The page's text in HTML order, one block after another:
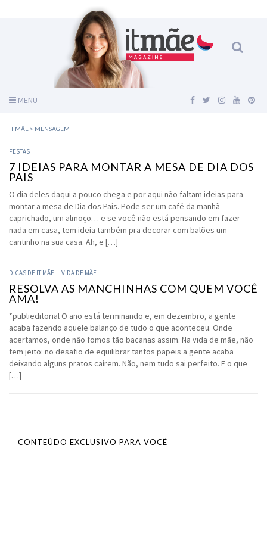
MENU
IT MÃE > MENSAGEM
FESTAS
7 IDEIAS PARA MONTAR A MESA DE DIA DOS
PAIS
O dia deles daqui a pouco chega e por aqui não faltam ideias para
montar a mesa de Dia dos Pais. Pode ser um café da manhã
caprichado, um almoço… e se você não está pensando em fazer
nada em casa, tem ideia também pra decorar com balões um
cantinho na sua casa. Ah, e […]
DICAS DE IT MÃE VIDA DE MÃE
RESOLVA AS MANCHINHAS COM QUEM VOCÊ
AMA!
*publieditorial O ano está terminando e, em dezembro, a gente
acaba fazendo aquele balanço de tudo o que aconteceu. Onde
acertamos, onde não fomos tão bacanas assim. Na vida de mãe, não
tem jeito: no desafio de equilibrar tantos papeis a gente acaba
deixando alguns pratos caírem. Não, nem tudo sai perfeito. E o que
[…]
CONTEÚDO EXCLUSIVO PARA VOCÊ